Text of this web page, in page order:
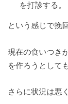
を打診する。
という感じで挽
現在の食いつき
を作ろうとして
さらに状況は悪